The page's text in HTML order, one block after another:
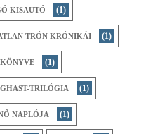
KISAUTÓ (1)
TRÓN KRÓNIKÁI (1)
(1)
TRILÓGIA (1)
NAPLÓJA (1)